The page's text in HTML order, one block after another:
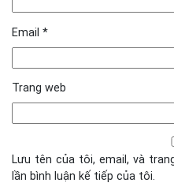
Email *
Trang web
Lưu tên của tôi, email, và
lần bình luận kế tiếp của tôi.